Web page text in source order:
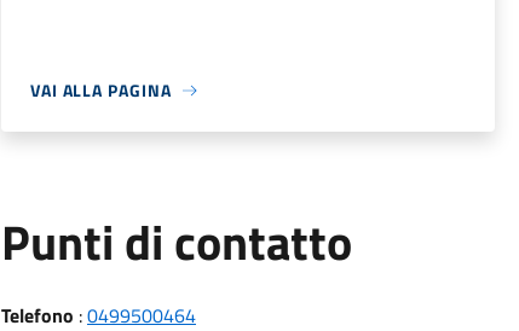
VAI ALLA PAGINA
Punti di contatto
Telefono :0499500464